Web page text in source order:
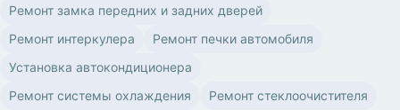
Ремонт замка передних и задних дверей
Ремонт интеркулера
Ремонт печки автомобиля
Установка автокондиционера
Ремонт системы охлаждения
Ремонт стеклоочистителя